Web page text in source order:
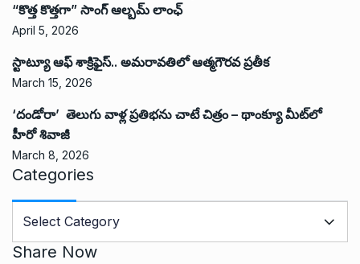
“కొత్త కొత్తగా” సాంగ్ ఆల్బమ్ లాంఛ్
April 5, 2026
స్టాట్యూ ఆఫ్ శాక్రిఫైస్.. అమరావతిలో ఆత్మగౌరవ ప్రతీక
March 15, 2026
‘దండోరా’ తెలుగు వాళ్ల ప్రతిభను చాటే చిత్రం – థాంక్యూ మీట్‌లో
హీరో శివాజీ
March 8, 2026
Categories
tShare Now